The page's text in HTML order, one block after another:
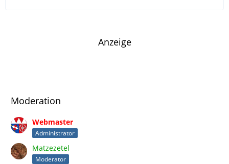
Anzeige
Moderation
Webmaster
Administrator
Matzezetel
Moderator